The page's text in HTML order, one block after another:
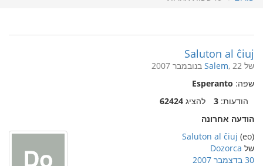
Saluton al ĉiuj
של Salem, 22 בנובמבר 2007
שפה: Esperanto
הודעות: 3 להציג 62424
הודעה אחרונה
(eo)
Saluton al ĉiuj
של Dozorca
30 בדצמבר 2007